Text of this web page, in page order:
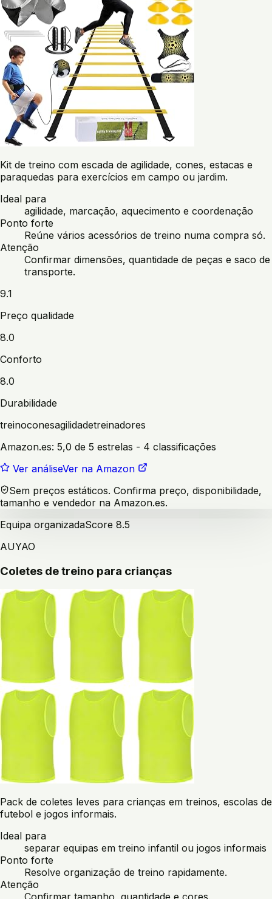
Kit de treino com escada de agilidade, cones, estacas e
paraquedas para exercícios em campo ou jardim.
Ideal para
agilidade, marcação, aquecimento e coordenação
Ponto forte
Reúne vários acessórios de treino numa compra só.
Atenção
Confirmar dimensões, quantidade de peças e saco de
transporte.
9.1
Preço qualidade
8.0
Conforto
8.0
Durabilidade
treinoconesagilidadetreinadores
Amazon.es: 5,0 de 5 estrelas - 4 classificações
Ver análiseVer na Amazon
Sem preços estáticos. Confirma preço, disponibilidade,
tamanho e vendedor na Amazon.es.
Equipa organizadaScore 8.5
AUYAO
Coletes de treino para crianças
Pack de coletes leves para crianças em treinos, escolas de
futebol e jogos informais.
Ideal para
separar equipas em treino infantil ou jogos informais
Ponto forte
Resolve organização de treino rapidamente.
Atenção